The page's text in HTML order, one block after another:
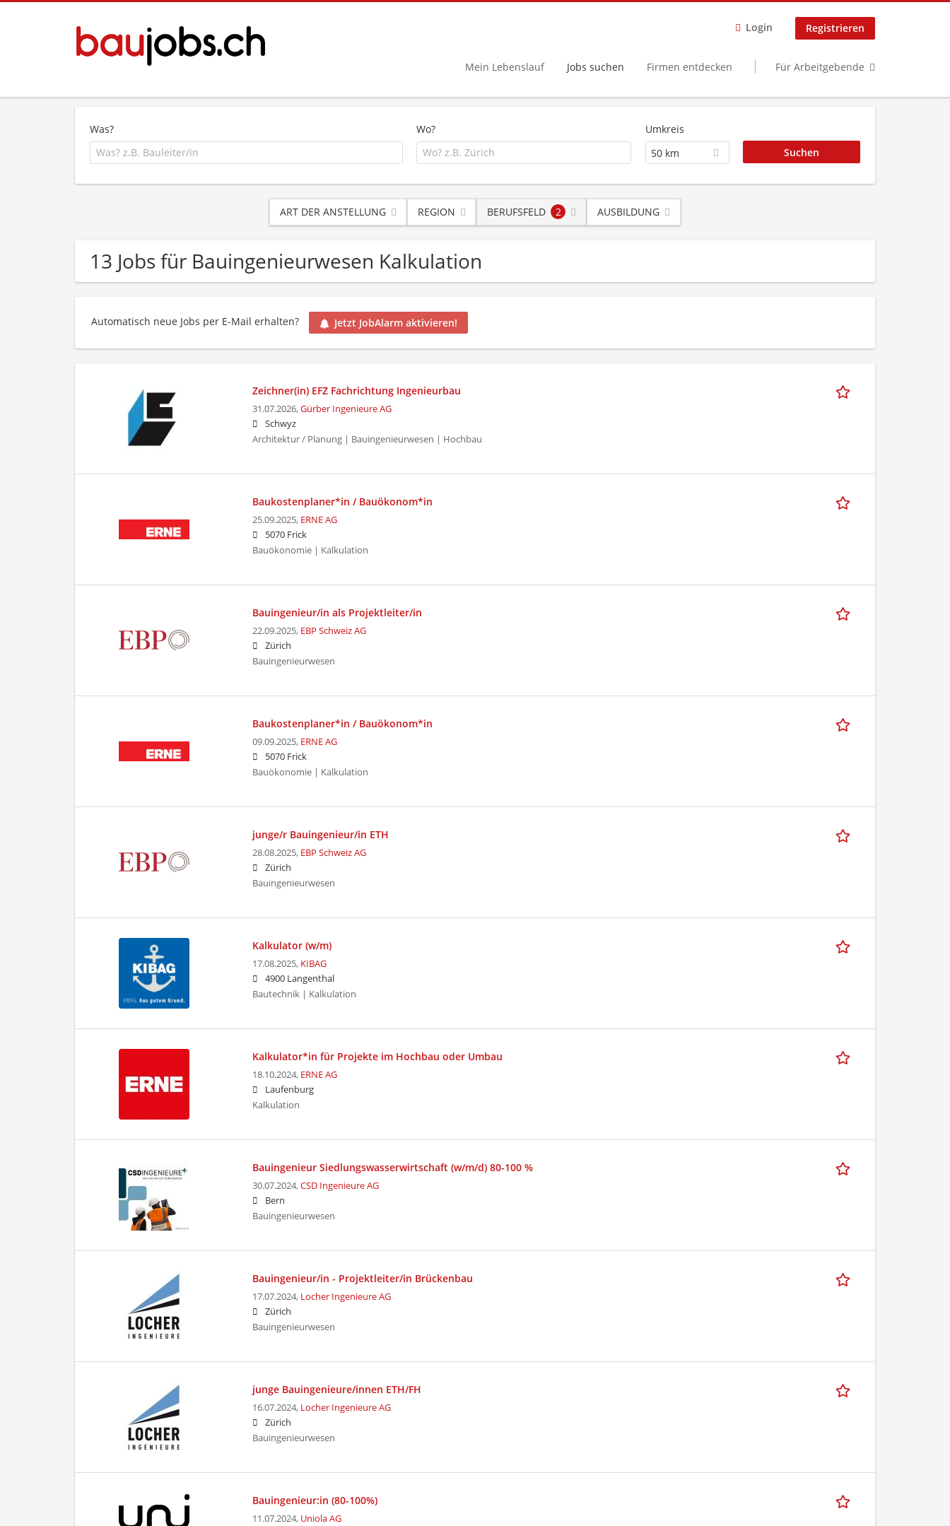
Login Registrieren
Mein Lebenslauf Jobs suchen Firmen entdecken Für Arbeitgebende
Was? Wo?
Umkreis
50 km
ART DER ANSTELLUNG REGION BERUFSFELD 2 AUSBILDUNG
13 Jobs für Bauingenieurwesen Kalkulation
Automatisch neue Jobs per E-Mail erhalten? Jetzt JobAlarm aktivieren!
Zeichner(in) EFZ Fachrichtung Ingenieurbau
31.07.2026,Gürber Ingenieure AG
Schwyz
Architektur / Planung | Bauingenieurwesen | Hochbau
Baukostenplaner*in / Bauökonom*in
25.09.2025, ERNE AG
5070 Frick
Bauökonomie | Kalkulation
Bauingenieur/in als Projektleiter/in
22.09.2025, EBP Schweiz AG
Zürich
Bauingenieurwesen
Baukostenplaner*in / Bauökonom*in
09.09.2025, ERNE AG
5070 Frick
Bauökonomie | Kalkulation
junge/r Bauingenieur/in ETH
28.08.2025, EBP Schweiz AG
Zürich
Bauingenieurwesen
Kalkulator (w/m)
17.08.2025, KIBAG
4900 Langenthal
Bautechnik | Kalkulation
Kalkulator*in für Projekte im Hochbau oder Umbau
18.10.2024, ERNE AG
Laufenburg
Kalkulation
Bauingenieur Siedlungswasserwirtschaft (w/m/d) 80-100 %
30.07.2024,CSD Ingenieure AG
Bern
Bauingenieurwesen
Bauingenieur/in - Projektleiter/in Brückenbau
17.07.2024, Locher Ingenieure AG
Zürich
Bauingenieurwesen
junge Bauingenieure/innen ETH/FH
16.07.2024, Locher Ingenieure AG
Zürich
Bauingenieurwesen
Bauingenieur:in (80-100%)
11.07.2024, Uniola AG